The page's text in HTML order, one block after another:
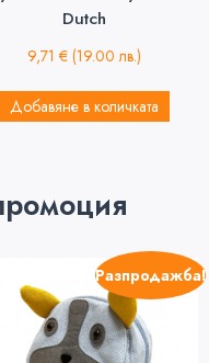
Dutch
9,71 € (19.00 лв.)
Добавяне в количката
Разпродажба!